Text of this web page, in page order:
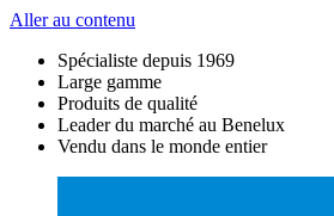
Aller au contenu
Spécialiste depuis 1969
Large gamme
Produits de qualité
Leader du marché au Benelux
Vendu dans le monde entier